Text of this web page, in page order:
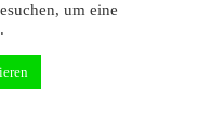
um eine